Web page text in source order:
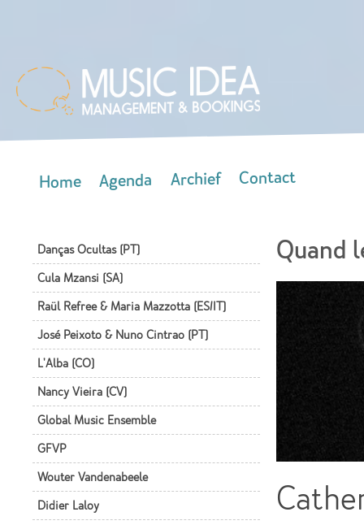
Home Agenda Archief Contact
Danças Ocultas (PT)
Cula Mzansi (SA)
Raül Refree & Maria Mazzotta (ES/IT)
José Peixoto & Nuno Cintrao (PT)
L'Alba (CO)
Nancy Vieira (CV)
Global Music Ensemble
GFVP
Wouter Vandenabeele
Didier Laloy
Quand